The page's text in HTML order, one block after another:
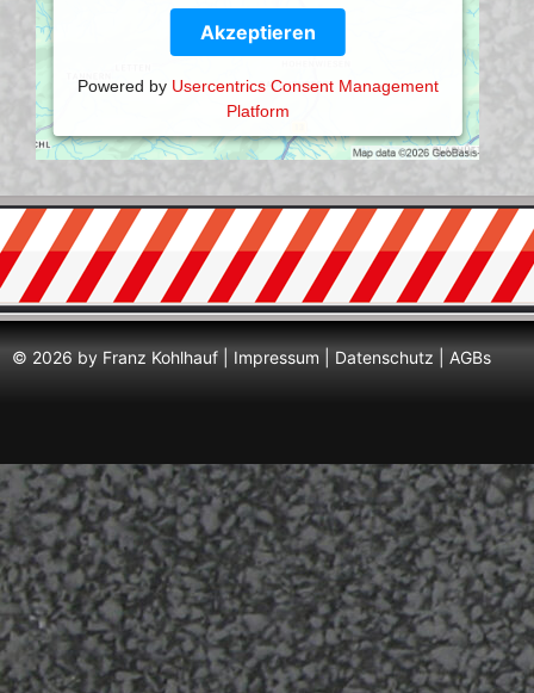
Akzeptieren
Powered by Usercentrics Consent Management
Platform
© 2026 by Franz Kohlhauf | Impressum Datenschutz AGBs